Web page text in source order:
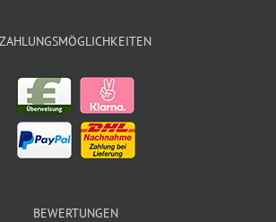
ZAHLUNGSMÖGLICHKEITEN
BEWERTUNGEN